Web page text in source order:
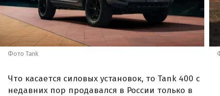
Фото Tank
Что касается силовых установок, то Tank 400 с
недавних пор продавался в России только в